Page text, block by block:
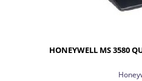
HONEYWELL MS 3580